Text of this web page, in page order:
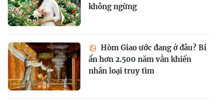
không ngừng
Hòm Giao ước đang ở đâu? Bí
ẩn hơn 2.500 năm vẫn khiến
nhân loại truy tìm